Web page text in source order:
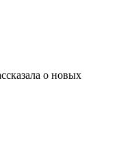
о новых